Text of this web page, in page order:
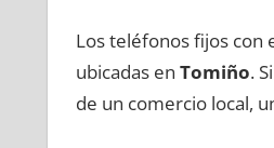
Los teléfonos fijos
ubicadas en Tomiño.
dе un comercio local,